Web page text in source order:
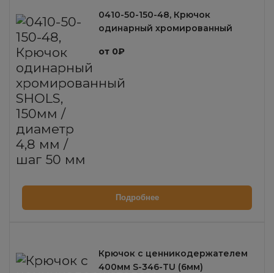
0410-50-150-48, Крючок
одинарный хромированный
шаг 50 мм
от 0₽
Подробнее
Крючок с ценникодержателем
400мм S-346-TU (6мм)